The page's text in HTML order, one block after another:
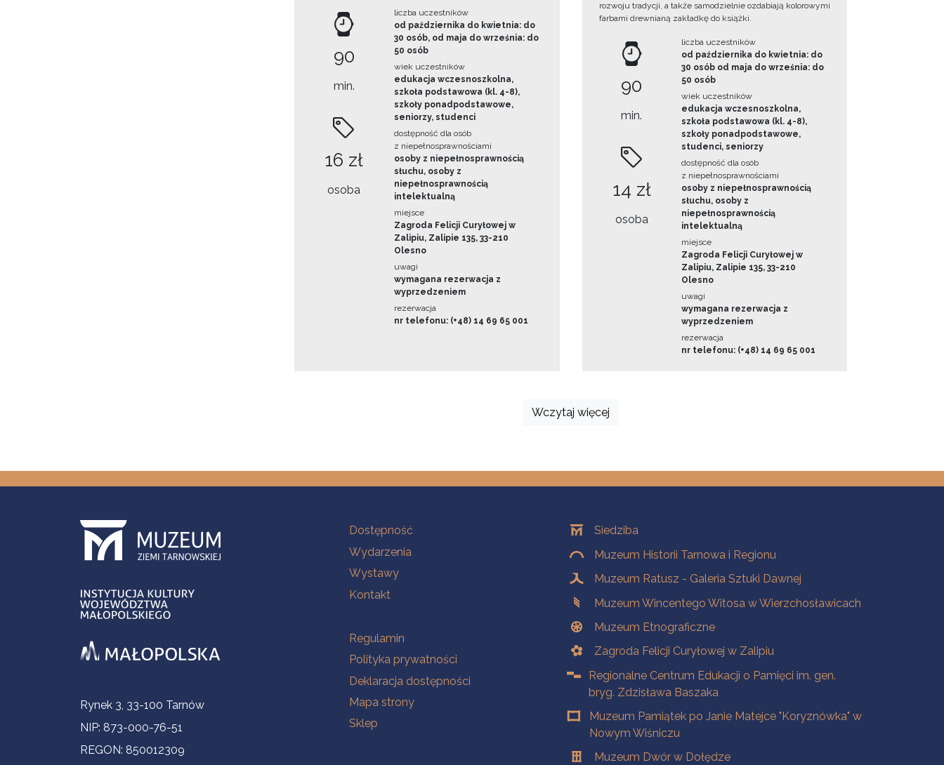
90
min.
16 zł
osoba
liczba uczestników
od października do kwietnia: do
30 osób, od maja do września: do
50 osób
wiek uczestników
edukacja wczesnoszkolna,
szkoła podstawowa (kl. 4-8),
szkoły ponadpodstawowe,
seniorzy, studenci
dostępność dla osób
z niepełnosprawnościami
osoby z niepełnosprawnością
słuchu, osoby z
niepełnosprawnością
intelektualną
miejsce
Zagroda Felicji Curyłowej w
Zalipiu, Zalipie 135, 33-210
Olesno
uwagi
wymagana rezerwacja z
wyprzedzeniem
rezerwacja
nr telefonu: (+48) 14 69 65 001
rozwoju tradycji, a także samodzielnie ozdabiają kolorowymi
farbami drewnianą zakładkę do książki.
90
min.
14 zł
osoba
liczba uczestników
od października do kwietnia: do
30 osób od maja do września: do
50 osób
wiek uczestników
edukacja wczesnoszkolna,
szkoła podstawowa (kl. 4-8),
szkoły ponadpodstawowe,
studenci, seniorzy
dostępność dla osób
z niepełnosprawnościami
osoby z niepełnosprawnością
słuchu, osoby z
niepełnosprawnością
intelektualną
miejsce
Zagroda Felicji Curyłowej w
Zalipiu, Zalipie 135, 33-210
Olesno
uwagi
wymagana rezerwacja z
wyprzedzeniem
rezerwacja
nr telefonu: (+48) 14 69 65 001
Wczytaj więcej
Informacje kontaktowe
Rynek 3, 33-100 Tarnów
NIP: 873-000-76-51
REGON: 850012309
Na skróty
Dostępność
Wydarzenia
Wystawy
Kontakt
Na skróty
Regulamin
Polityka prywatności
Deklaracja dostępności
Mapa strony
Sklep
OddziałySiedziba
Muzeum Historii Tarnowa i Regionu
Muzeum Ratusz - Galeria Sztuki Dawnej
Muzeum Wincentego Witosa w Wierzchosławicach
Muzeum Etnograficzne
Zagroda Felicji Curyłowej w Zalipiu
Regionalne Centrum Edukacji o Pamięci im. gen.
bryg. Zdzisława Baszaka
Muzeum Pamiątek po Janie Matejce "Koryznówka" w
Nowym Wiśniczu
Muzeum Dwór w Dołędze